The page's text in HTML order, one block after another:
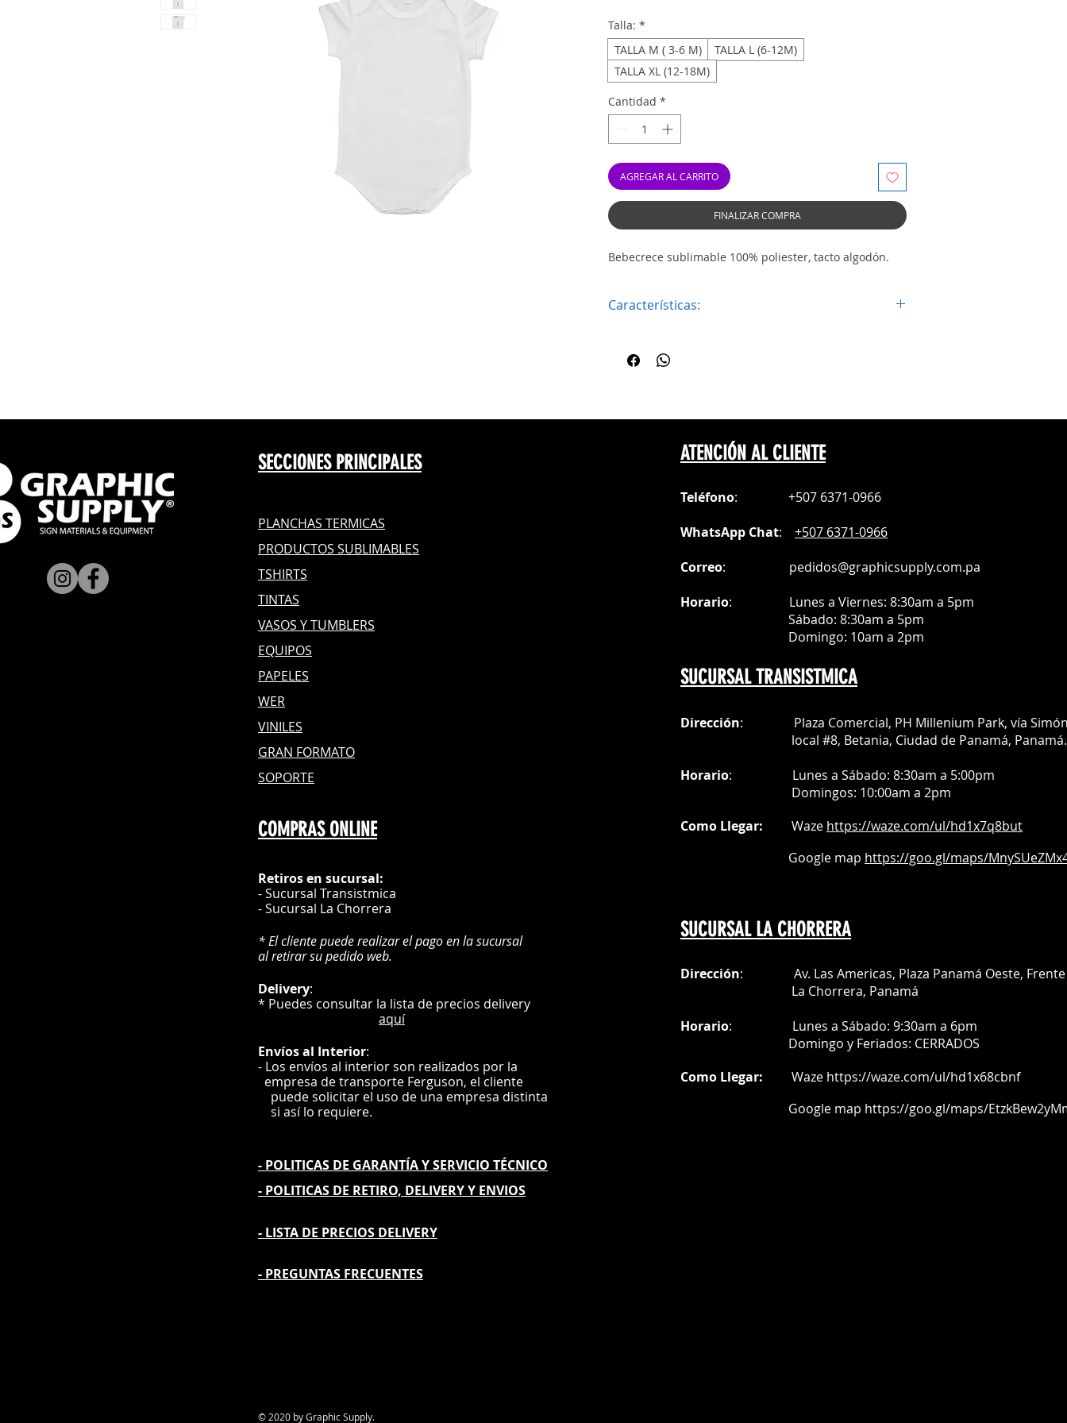
Talla: *
TALLA M ( 3-6 M)
TALLA L (6-12M)
TALLA XL (12-18M)
Cantidad *
AGREGAR AL CARRITO
FINALIZAR COMPRA
Bebecrece sublimable 100% poliester, tacto algodón.
Características:
Tacto algodón
Blanco
SECCIONES PRINCIPALES
PLANCHAS TERMICAS
PRODUCTOS SUBLIMABLES
TSHIRTS
TINTAS
VASOS Y TUMBLERS
EQUIPOS
PAPELES
WER
VINILES
GRAN FORMATO
SOPORTE
COMPRAS ONLINE
Retiros en sucursal:
- Sucursal Transistmica
- Sucursal La Chorrera
* El cliente puede realizar el pago en la sucursal
al retirar su pedido web.
Delivery:
* Puedes consultar la lista de precios delivery
aquí
Envíosal Interior:
- Los envíos al interior son realizados por la
empresa de transporte Ferguson, el cliente
puede solicitar el uso de una empresa distinta
si así lo requiere.
- POLITICAS DE GARANTÍAY SERVICIO TÉCNICO
- POLITICAS DE RETIRO, DELIVERY Y ENVIOS
- LISTA DE PRECIOS DELIVERY
- PREGUNTAS FRECUENTES
ATENCIÓN AL CLIENTE
Teléfono: +507 6371-0966
WhatsApp Chat: +507 6371-0966
Correo: pedidos@graphicsupply.com.pa
Horario: Lunes a Viernes: 8:30am a 5pm
Sábado: 8:30am a 5pm
Domingo: 10am a 2pm
SUCURSAL TRANSISTMICA
Dirección: Plaza Comercial, PH Millenium Park, vía
local #8, Betania, Ciudad de Panamá, Panamá.
Horario: Lunes a Sábado: 8:30am a 5:00pm
Domingos: 10:00am a 2pm
Como Llegar: Waze https://waze.com/ul/hd1x7q8but
Google map https://goo.gl/maps/
SUCURSAL LA CHORRERA
Dirección: Av. Las Americas, Plaza Panamá Oeste, Frente
La Chorrera, Panamá
Horario: Lunes a Sábado: 9:30am a 6pm
Domingo y Feriados: CERRADOS
Como Llegar: Waze https://waze.com/ul/hd1x68cbnf
Google map https://goo.gl/maps/
© 2020 by Graphic Supply.